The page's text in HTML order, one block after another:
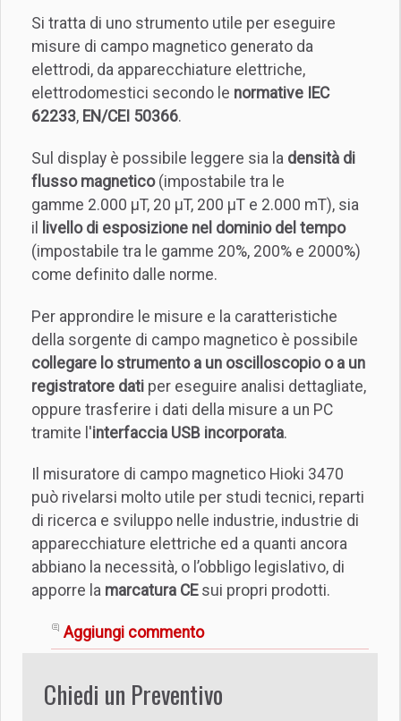
Si tratta di uno strumento utile per eseguire
misure di campo magnetico generato da
elettrodi, da apparecchiature elettriche,
elettrodomestici secondo le normative IEC
62233, EN/CEI 50366.
Sul display è possibile leggere sia la densità di
flusso magnetico(impostabile tra le
gamme 2.000 µT, 20 µT, 200 µT e 2.000 mT), sia
il
livello di esposizione nel dominio del tempo
(impostabile tra le gamme 20%, 200% e 2000%)
come definito dalle norme.
Per approndire le misure e la caratteristiche
della sorgente di campo magnetico è possibile
collegare lo strumento a un oscilloscopio o a un
registratore dati per eseguire analisi dettagliate,
oppure trasferire i dati della misure a un PC
tramite l'interfaccia USB incorporata.
Il misuratore di campo magnetico Hioki 3470
può rivelarsi molto utile per studi tecnici, reparti
di ricerca e sviluppo nelle industrie, industrie di
apparecchiature elettriche ed a quanti ancora
abbiano la necessità, o l’obbligo legislativo, di
apporre la marcatura CEsui propri prodotti.
Aggiungi commento
Chiedi un Preventivo